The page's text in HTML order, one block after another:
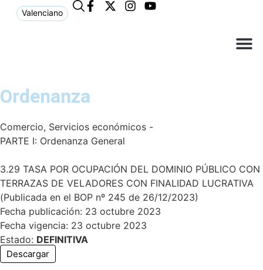
Valenciano
Ordenanza
Comercio, Servicios económicos -
PARTE I: Ordenanza General
3.29 TASA POR OCUPACIÓN DEL DOMINIO PÚBLICO CON
TERRAZAS DE VELADORES CON FINALIDAD LUCRATIVA
(Publicada en el BOP nº 245 de 26/12/2023)
Fecha publicación: 23 octubre 2023
Fecha vigencia: 23 octubre 2023
Estado: DEFINITIVA
Descargar